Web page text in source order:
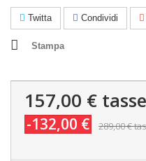
Twitta Condividi
Stampa
157,00 €
-132,00 € 289,00 €